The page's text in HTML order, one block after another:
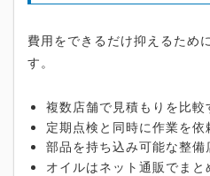
費用をできるだけ抑えるため
す。
複数店舗で見積もりを比較
定期点検と同時に作業を依
部品を持ち込み可能な整備
オイルはネット通販でまと